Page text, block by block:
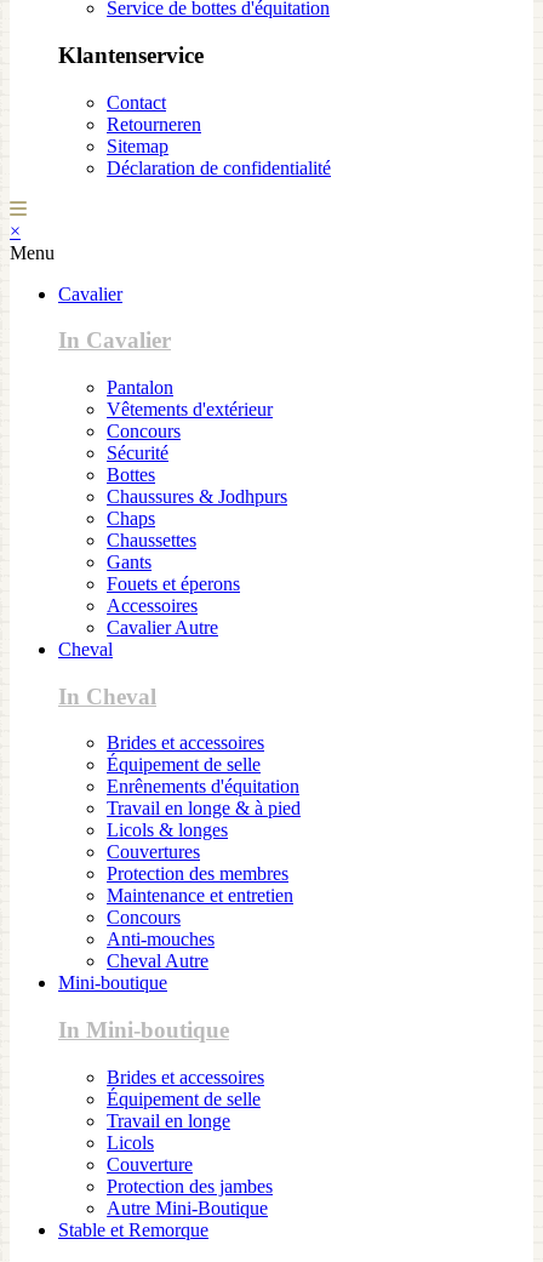
Service de bottes d'équitation
Klantenservice
Contact
Retourneren
Sitemap
Déclaration de confidentialité
×
Menu
Cavalier
In Cavalier
Pantalon
Vêtements d'extérieur
Concours
Sécurité
Bottes
Chaussures & Jodhpurs
Chaps
Chaussettes
Gants
Fouets et éperons
Accessoires
Cavalier Autre
Cheval
In Cheval
Brides et accessoires
Équipement de selle
Enrênements d'équitation
Travail en longe & à pied
Licols & longes
Couvertures
Protection des membres
Maintenance et entretien
Concours
Anti-mouches
Cheval Autre
Mini-boutique
In Mini-boutique
Brides et accessoires
Équipement de selle
Travail en longe
Licols
Couverture
Protection des jambes
Autre Mini-Boutique
Stable et Remorque